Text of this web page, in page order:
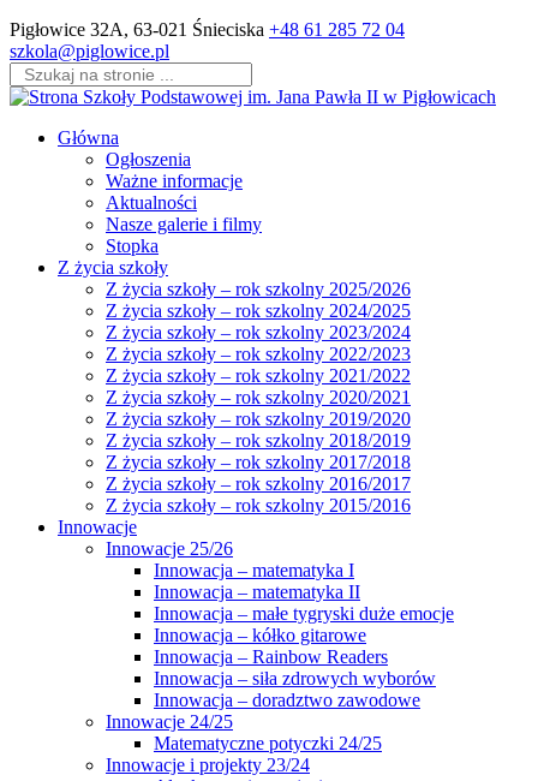
Skip
to
content
(Press
Pigłowice 32A, 63-021 Śnieciska +48 61 285 72 04
szkola@piglowice.pl
Główna
Ogłoszenia
Ważne informacje
Aktualności
Nasze galerie i filmy
Stopka
Z życia szkoły
Z życia szkoły – rok szkolny 2025/2026
Z życia szkoły – rok szkolny 2024/2025
Z życia szkoły – rok szkolny 2023/2024
Z życia szkoły – rok szkolny 2022/2023
Z życia szkoły – rok szkolny 2021/2022
Z życia szkoły – rok szkolny 2020/2021
Z życia szkoły – rok szkolny 2019/2020
Z życia szkoły – rok szkolny 2018/2019
Z życia szkoły – rok szkolny 2017/2018
Z życia szkoły – rok szkolny 2016/2017
Z życia szkoły – rok szkolny 2015/2016
Innowacje
Innowacje 25/26
Innowacja – matematyka I
Innowacja – matematyka II
Innowacja – małe tygryski duże emocje
Innowacja – kółko gitarowe
Innowacja – Rainbow Readers
Innowacja – siła zdrowych wyborów
Innowacja – doradztwo zawodowe
Innowacje 24/25
Matematyczne potyczki 24/25
Innowacje i projekty 23/24